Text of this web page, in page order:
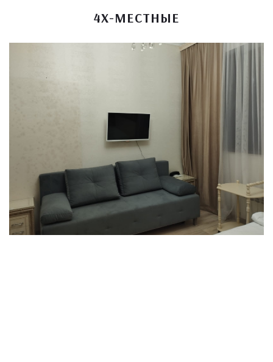
4Х-МЕСТНЫЕ